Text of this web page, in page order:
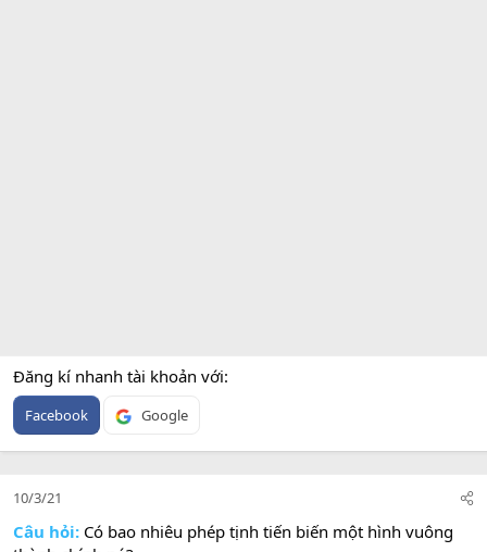
Đăng kí nhanh tài khoản với
Facebook Google
10/3/21
Câu hỏi: Có bao nhiêu phép tịnh tiến biến một hình vuông